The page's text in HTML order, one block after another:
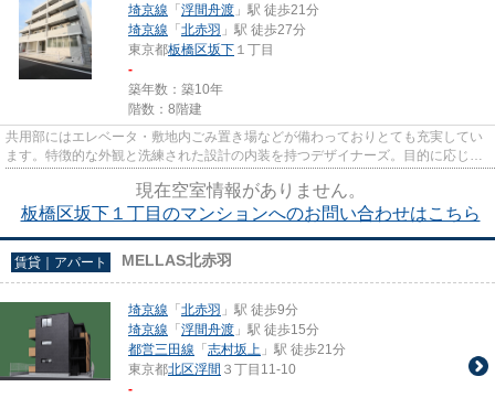
埼京線 「 浮間舟渡 」駅 徒歩21分
埼京線 「 北赤羽 」駅 徒歩27分
東京都板橋区坂下 １丁目
-
築年数：築10年
階数：8階建
共用部にはエレベータ・敷地内ごみ置き場などが備わっておりとても充実してい
ます。特徴的な外観と洗練された設計の内装を持つデザイナーズ。目的に応じて
現在空室情報がありません。
板橋区坂下１丁目のマンションへのお問い合わせはこちら
賃貸｜アパート MELLAS北赤羽
埼京線 「 北赤羽 」駅 徒歩9分
埼京線 「 浮間舟渡 」駅 徒歩15分
都営三田線 「 志村坂上 」駅 徒歩21分
東京都北区浮間 ３丁目11-10
-